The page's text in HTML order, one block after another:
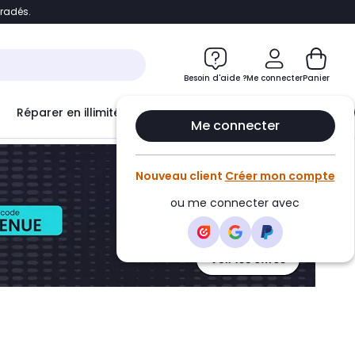
Besoin d'aide ?Me connecter
Me connecter
Nouveau client Créer mon compte
ou me connecter avec
Panier
Réparer en illimité avec Le Club Infinity